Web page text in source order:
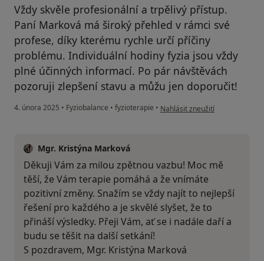
Vždy skvěle profesionální a trpělivý přístup.
Paní Marková má široký přehled v rámci své
profese, díky kterému rychle určí příčiny
problému. Individuální hodiny fyzia jsou vždy
plné účinných informací. Po pár návštěvách
pozoruji zlepšení stavu a můžu jen doporučit!
4. února 2025 • Fyziobalance • fyzioterapie • podle názoru uživatele Natalie
Nahlásit zneužití
Mgr. Kristýna Marková
Děkuji Vám za milou zpětnou vazbu! Moc mě
těší, že Vám terapie pomáhá a že vnímáte
pozitivní změny. Snažím se vždy najít to nejlepší
řešení pro každého a je skvělé slyšet, že to
přináší výsledky. Přeji Vám, ať se i nadále daří a
budu se těšit na další setkání!
S pozdravem, Mgr. Kristýna Marková